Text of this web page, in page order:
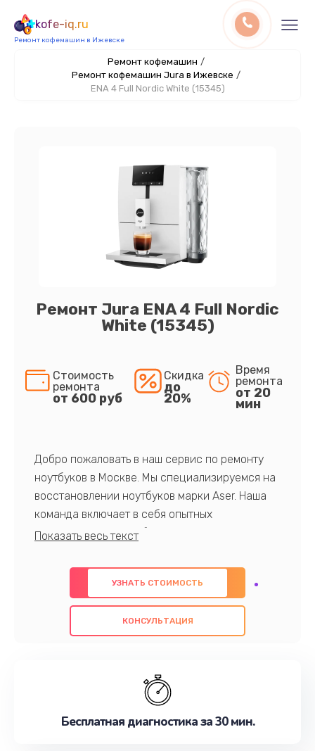
kofe-iq.ru
Ремонт кофемашин в Ижевске
Ремонт кофемашин /
Ремонт кофемашин Jura в Ижевске /
ENA 4 Full Nordic White (15345)
Ремонт Jura ENA 4 Full Nordic
White (15345)
Стоимость
ремонта
от 600 руб
Скидка
до
20%
Время
ремонта
от 20
мин
Добро пожаловать в наш сервис по ремонту
ноутбуков в Москве. Мы специализируемся на
восстановлении ноутбуков марки Aser. Наша
команда включает в себя опытных
профессионалов с обширными знаниями и
предлагаем быстрый и качественный ремонт с
использованием оригинальных компонентов, а
также гарантируем качество всех
проведенных работ. Наша цель - предоставить
наилучшим образом. Не медлите записаться на
УЗНАТЬ СТОИМОСТЬ
КОНСУЛЬТАЦИЯ
Бесплатная диагностика за 30 мин.